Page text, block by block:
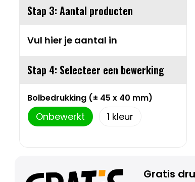
Stap 3: Aantal producten
Vul hier je aantal in
Stap 4: Selecteer een bewerking
Bolbedrukking (± 45 x 40 mm)
Onbewerkt 1
Gratis